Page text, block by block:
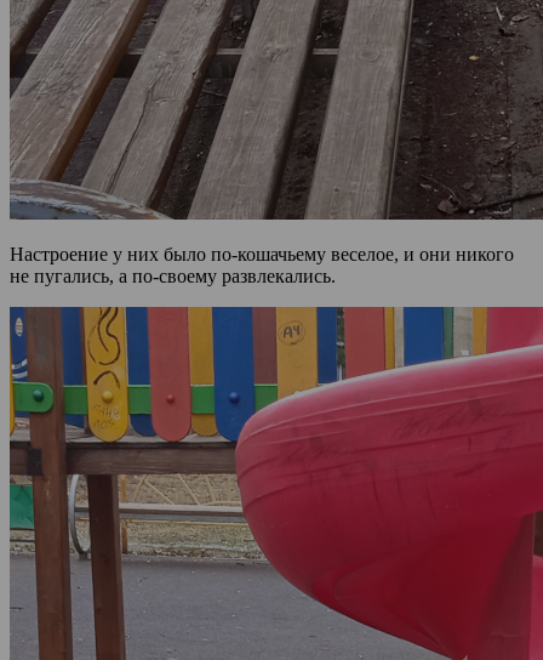
Настроение у них было по-кошачьему веселое, и они никого
не пугались, а по-своему развлекались.